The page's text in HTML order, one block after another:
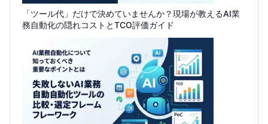
「ツール代」だけで決めていませんか？現場が教えるAI業
務自動化の隠れコストとTCO評価ガイド